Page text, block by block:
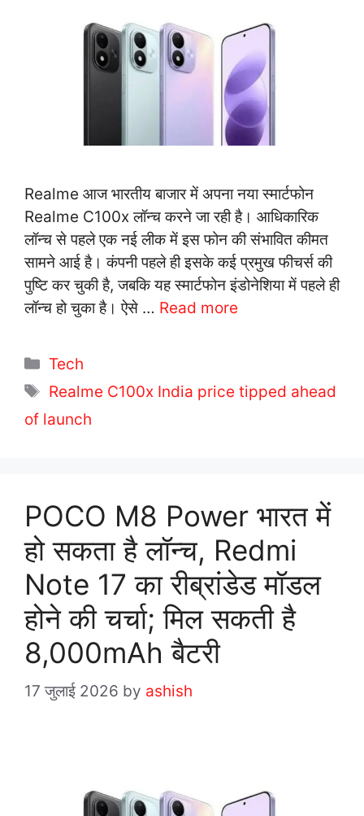
Realme आज भारतीय बाजार में अपना नया स्मार्टफोन
Realme C100x लॉन्च करने जा रही है। आधिकारिक
लॉन्च से पहले एक नई लीक में इस फोन की संभावित कीमत
सामने आई है। कंपनी पहले ही इसके कई प्रमुख फीचर्स की
पुष्टि कर चुकी है, जबकि यह स्मार्टफोन इंडोनेशिया में पहले ही
लॉन्च हो चुका है। ऐसे … Read more
C
a
e
i
e
Tech
T
a
Realme C100x India price tipped ahead
of launch
POCO M8 Power भारत में
हो सकता है लॉन्च, Redmi
Note 17 का रीब्रांडेड मॉडल
होने की चर्चा; मिल सकती है
8,000mAh बैटरी
17 जुलाई 2026 by ashish